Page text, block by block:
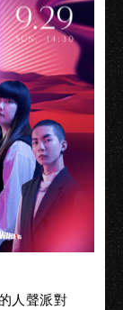
人聲派對